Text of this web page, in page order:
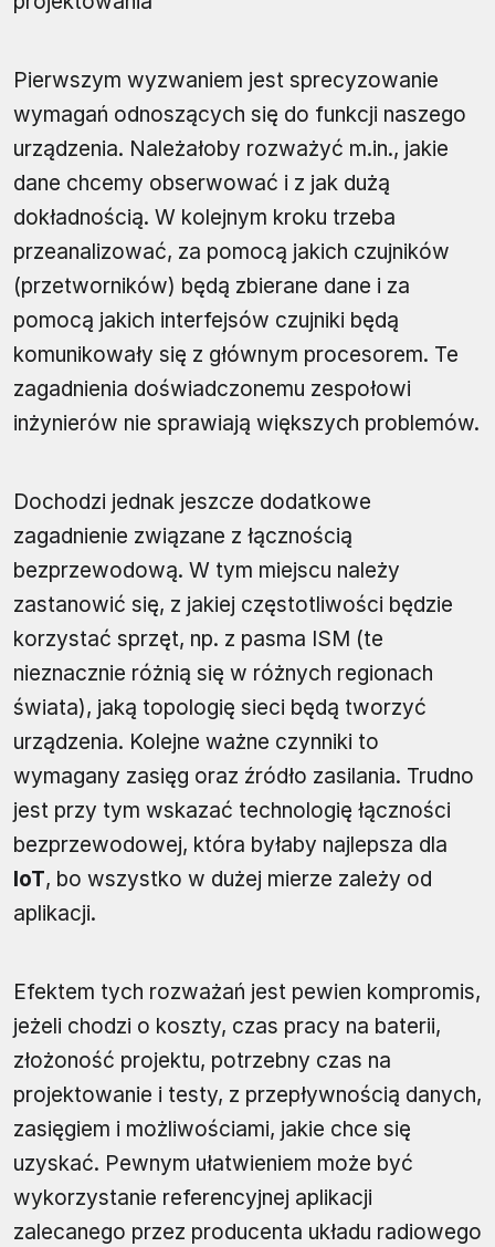
Pierwszym wyzwaniem jest sprecyzowanie
wymagań odnoszących się do funkcji naszego
urządzenia. Należałoby rozważyć m.in., jakie
dane chcemy obserwować i z jak dużą
dokładnością. W kolejnym kroku trzeba
przeanalizować, za pomocą jakich czujników
(przetworników) będą zbierane dane i za
pomocą jakich interfejsów czujniki będą
komunikowały się z głównym procesorem. Te
zagadnienia doświadczonemu zespołowi
inżynierów nie sprawiają większych problemów.
Dochodzi jednak jeszcze dodatkowe
zagadnienie związane z łącznością
bezprzewodową. W tym miejscu należy
zastanowić się, z jakiej częstotliwości będzie
korzystać sprzęt, np. z pasma ISM (te
nieznacznie różnią się w różnych regionach
świata), jaką topologię sieci będą tworzyć
urządzenia. Kolejne ważne czynniki to
wymagany zasięg oraz źródło zasilania. Trudno
jest przy tym wskazać technologię łączności
bezprzewodowej, która byłaby najlepsza dla
IoT, bo wszystko w dużej mierze zależy od
aplikacji.
Efektem tych rozważań jest pewien kompromis,
jeżeli chodzi o koszty, czas pracy na baterii,
złożoność projektu, potrzebny czas na
projektowanie i testy, z przepływnością danych,
zasięgiem i możliwościami, jakie chce się
uzyskać. Pewnym ułatwieniem może być
wykorzystanie referencyjnej aplikacji
zalecanego przez producenta układu radiowego